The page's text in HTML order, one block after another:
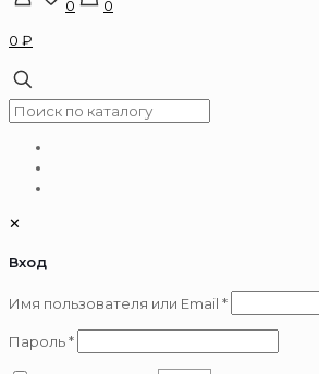
0
0
0 ₽
✕
Вход
Имя пользователя или Email *Обязательно
Пароль*Обязательно